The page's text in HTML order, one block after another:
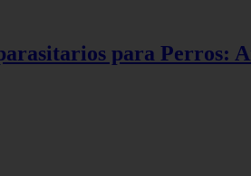
para Perros: